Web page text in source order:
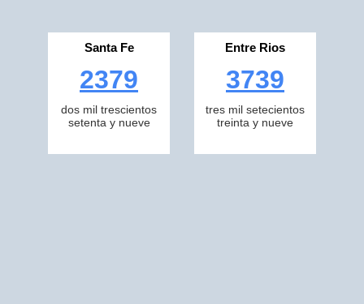
Santa Fe
2379
dos mil trescientos
setenta y nueve
Entre Rios
3739
tres mil setecientos
treinta y nueve